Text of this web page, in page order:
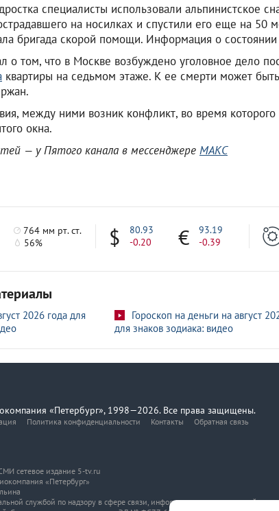
специалисты использовали альпинистское
на носилках и спустили его еще на 50
бригада скорой помощи. Информация о состоянии
о том, что в Москве возбуждено уголовное дело
квартиры на седьмом этаже. К ее смерти может
между ними возник конфликт, во время
окна.
— у Пятого канала в мессенджере МАКС
764 мм рт. ст.
56%
80.93
-0.20
93.19
-0.39
2026 года для
Гороскоп на деньги на август
для знаков зодиака: видео
«Петербург», 1998—2026. Все права защищены.
Политика конфиденциальности Контакты Обратная связь
сетевое издание 5-tv.ru
«Петербург»
службой по надзору в сфере связи, информационных технологий